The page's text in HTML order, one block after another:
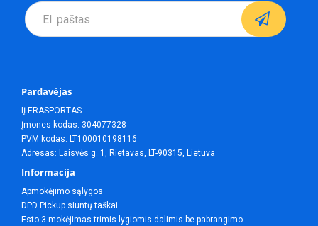
Pardavėjas
IĮ ERASPORTAS
Įmones kodas: 304077328
PVM kodas: LT100010198116
Adresas: Laisvės g. 1, Rietavas, LT-90315, Lietuva
Informacija
Apmokėjimo sąlygos
DPD Pickup siuntų taškai
Esto 3 mokėjimas trimis lygiomis dalimis be pabrangimo